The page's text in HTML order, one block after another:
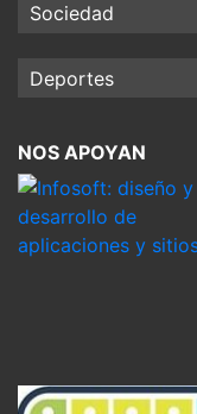
Sociedad
Deportes
NOS APOYAN